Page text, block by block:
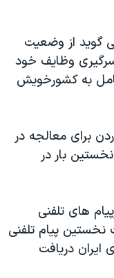
گويد از وضعيت
وظايف خود
به کشورخويش
برای معالجه در
بار در
های تلفنی
نخستين پيام تلفنی
دريافت